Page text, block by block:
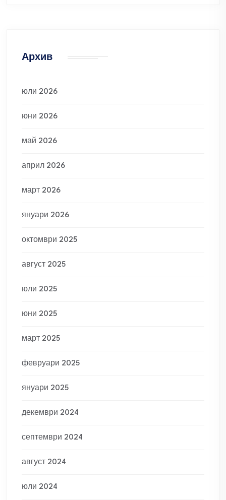
Архив
юли 2026
юни 2026
май 2026
април 2026
март 2026
януари 2026
октомври 2025
август 2025
юли 2025
юни 2025
март 2025
февруари 2025
януари 2025
декември 2024
септември 2024
август 2024
юли 2024